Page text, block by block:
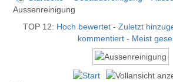
Aussenreinigung
TOP 12: Hoch bewertet - Zuletzt
kommentiert- Meist